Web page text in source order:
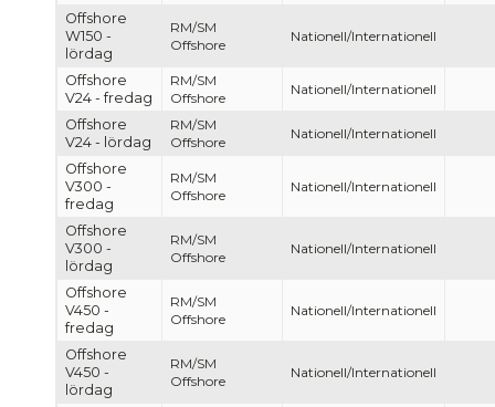
Offshore
W150 -
lördag
RM/SM
Offshore
Nationell/Internationell
Offshore
V24 - fredag
RM/SM
Offshore
Nationell/Internationell
Offshore
V24 - lördag
RM/SM
Offshore
Nationell/Internationell
Offshore
V300 -
fredag
RM/SM
Offshore
Nationell/Internationell
Offshore
V300 -
lördag
RM/SM
Offshore
Nationell/Internationell
Offshore
V450 -
fredag
RM/SM
Offshore
Nationell/Internationell
Offshore
V450 -
lördag
RM/SM
Offshore
Nationell/Internationell